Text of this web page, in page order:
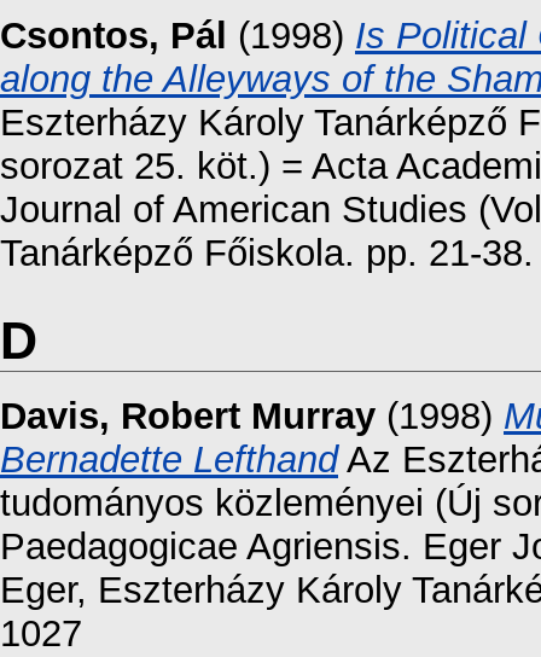
Csontos, Pál (1998) Is Political
along the Alleyways of the
Eszterházy Károly Tanárképző
sorozat 25. köt.) = Acta
Journal of American Studies
Tanárképző Főiskola. pp. 21-
D
Davis, Robert Murray (1998)
Bernadette LefthandAz
tudományos közleményei (Új
Paedagogicae Agriensis. Eger
Eger, Eszterházy Károly
1027